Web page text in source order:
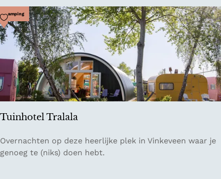
K
A
S
Tuinhotel Tralala
T
u
Camping
Voeg toe als favoriet
Overnachten op deze heerlijke plek in Vinkeveen waar je
genoeg te (niks) doen hebt.